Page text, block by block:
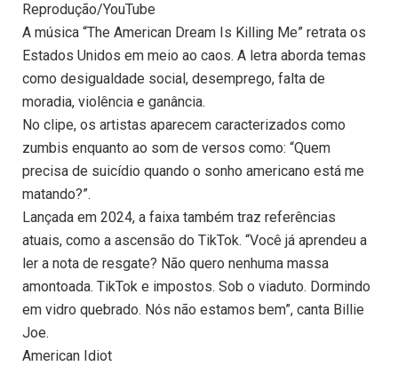
Reprodução/YouTube
A música “The American Dream Is Killing Me” retrata os
Estados Unidos em meio ao caos. A letra aborda temas
como desigualdade social, desemprego, falta de
moradia, violência e ganância.
No clipe, os artistas aparecem caracterizados como
zumbis enquanto ao som de versos como: “Quem
precisa de suicídio quando o sonho americano está me
matando?”.
Lançada em 2024, a faixa também traz referências
atuais, como a ascensão do TikTok. “Você já aprendeu a
ler a nota de resgate? Não quero nenhuma massa
amontoada. TikTok e impostos. Sob o viaduto. Dormindo
em vidro quebrado. Nós não estamos bem”, canta Billie
Joe.
American Idiot